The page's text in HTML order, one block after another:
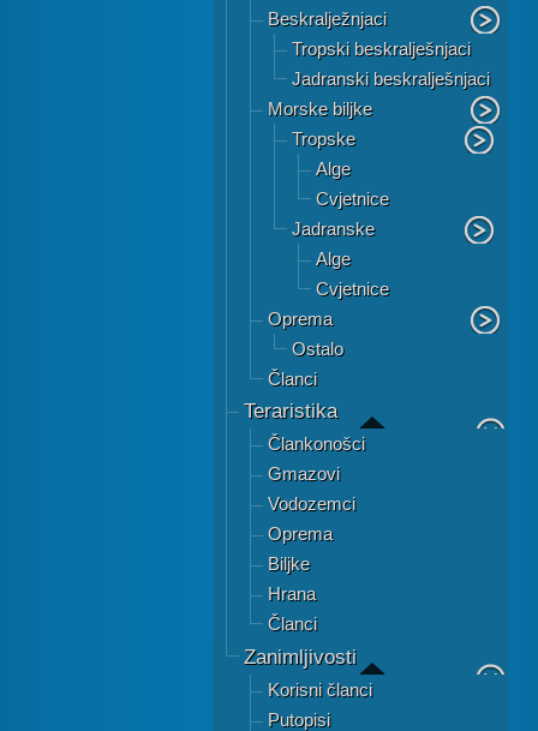
Beskralježnjaci
Tropski beskralješnjaci
Jadranski beskralješnjaci
Morske biljke
Tropske
Alge
Cvjetnice
Jadranske
Alge
Cvjetnice
Oprema
Ostalo
Članci
Teraristika
Člankonošci
Gmazovi
Vodozemci
Oprema
Biljke
Hrana
Članci
Zanimljivosti
Korisni članci
Putopisi